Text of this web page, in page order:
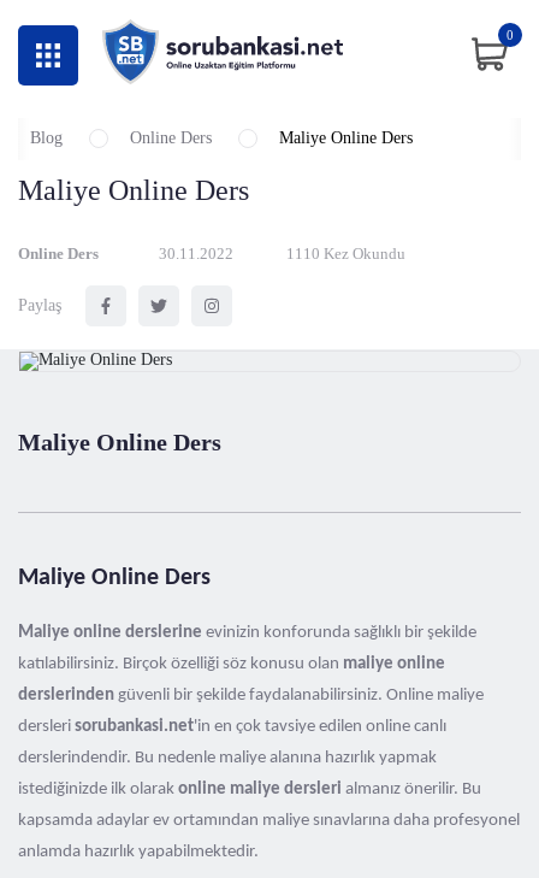
0
Blog Online Ders Maliye Online Ders
Maliye Online Ders
Online Ders 30.11.2022 1110 Kez Okundu
Paylaş
Maliye Online Ders
Maliye Online Ders
Maliye online derslerine evinizin konforunda sağlıklı bir şekilde
katılabilirsiniz. Birçok özelliği söz konusu olan maliye online
derslerinden güvenli bir şekilde faydalanabilirsiniz. Online maliye
dersleri sorubankasi.net'in en çok tavsiye edilen online canlı
derslerindendir. Bu nedenle maliye alanına hazırlık yapmak
istediğinizde ilk olarak online maliye dersleri almanız önerilir. Bu
kapsamda adaylar ev ortamından maliye sınavlarına daha profesyonel
anlamda hazırlık yapabilmektedir.